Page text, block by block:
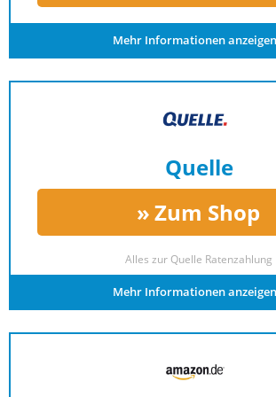
Mehr Informationen
Quelle
Zum Shop
Alles zur Quelle Ratenzahlung
Mehr Informationen